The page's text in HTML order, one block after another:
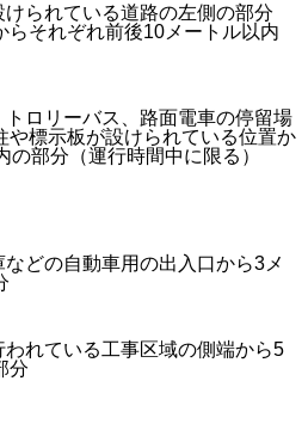
られている道路の左側の部分
らそれぞれ前後10メートル以内
ロリーバス、路面電車の停留場
や標示板が設けられている位置か
の部分（運行時間中に限る）
どの自動車用の出入口から3メ
れている工事区域の側端から5
分